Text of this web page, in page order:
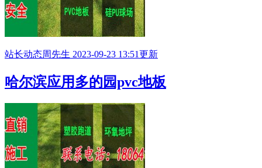
站长动态周先生 2023-09-23 13:51更新
哈尔滨应用多的园pvc地板